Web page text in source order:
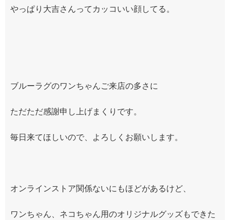
やっぱり大吉さんってカッコいい顔してる。
ブルーラグのワンちゃんご来店の多さに
ただただ感謝申し上げまくりです。
毎日来てほしいので、よろしくお願いします。
オンラインストア関係ないにもほどがあるけど、
ワンちゃん、ネコちゃん用のオリジナルグッズもできた